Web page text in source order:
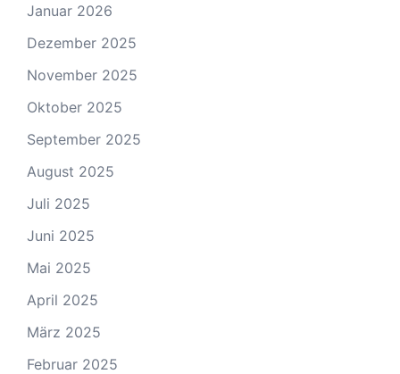
Januar 2026
Dezember 2025
November 2025
Oktober 2025
September 2025
August 2025
Juli 2025
Juni 2025
Mai 2025
April 2025
März 2025
Februar 2025